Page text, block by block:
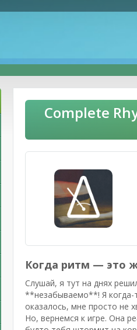
Complete
Когда ритм — это
Слушай, я тут на днях
**незабываемо**! Я когда-
оказалось, мне просто не
Но, вернемся к игре. Она